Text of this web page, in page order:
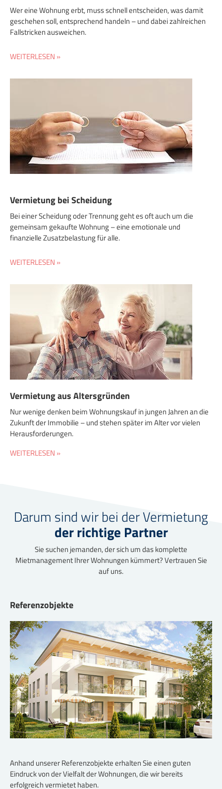
Wer eine Wohnung erbt, muss schnell entscheiden, was damit
geschehen soll, entsprechend handeln – und dabei zahlreichen
Fallstricken ausweichen.
WEITERLESEN »
Vermietung bei Scheidung
Bei einer Scheidung oder Trennung geht es oft auch um die
gemeinsam gekaufte Wohnung – eine emotionale und
finanzielle Zusatzbelastung für alle.
WEITERLESEN »
Vermietung aus Altersgründen
Nur wenige denken beim Wohnungskauf in jungen Jahren an die
Zukunft der Immobilie – und stehen später im Alter vor vielen
Herausforderungen.
WEITERLESEN »
Darum sind wir bei der Vermietung
der richtige Partner
Sie suchen jemanden, der sich um das komplette
Mietmanagement Ihrer Wohnungen kümmert? Vertrauen Sie
auf uns.
Referenzobjekte
Anhand unserer Referenzobjekte erhalten Sie einen guten
Eindruck von der Vielfalt der Wohnungen, die wir bereits
erfolgreich vermietet haben.